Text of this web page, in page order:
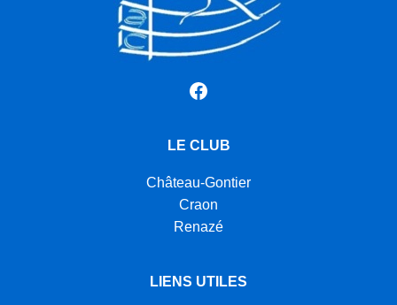
Facebook
LE CLUB
Château-Gontier
Craon
Renazé
LIENS UTILES